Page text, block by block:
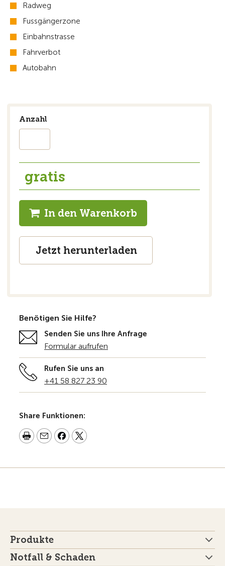
Radweg
Fussgängerzone
Einbahnstrasse
Fahrverbot
Autobahn
Anzahl
gratis
In den Warenkorb
Jetzt herunterladen
Benötigen Sie Hilfe?
Senden Sie uns Ihre Anfrage
Formular aufrufen
Rufen Sie uns an
+41 58 827 23 90
Share Funktionen:
Produkte
Notfall & Schaden